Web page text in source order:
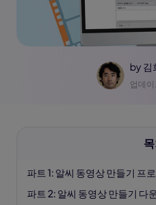
by 김
업데
파트 1: 알씨 동영상 만들기 프
파트 2: 알씨 동영상 만들기 다